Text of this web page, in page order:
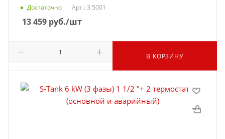
Достаточно Арт.: 3.5001
13 459 руб./шт
В КОРЗИНУ